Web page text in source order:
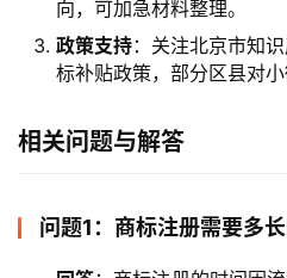
向，可加急材料整理。
政策支持：关注北京市知
标补贴政策，部分区县对
相关问题与解答
问题1：商标注册需要多长